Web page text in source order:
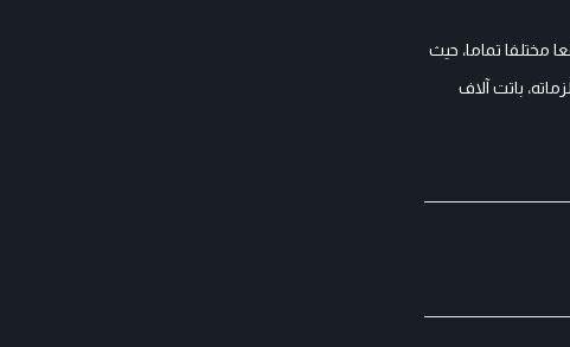
مختلفا تماما، حيث
باتت آلاف